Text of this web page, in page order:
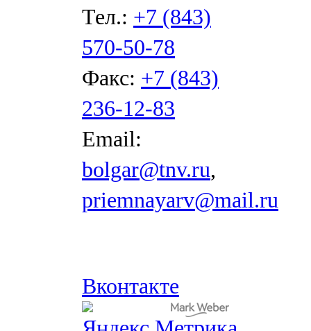
Тел.: +7 (843)
570-50-78
Факс: +7 (843)
236-12-83
Email:
bolgar@tnv.ru,
priemnayarv@mail.ru
Вконтакте